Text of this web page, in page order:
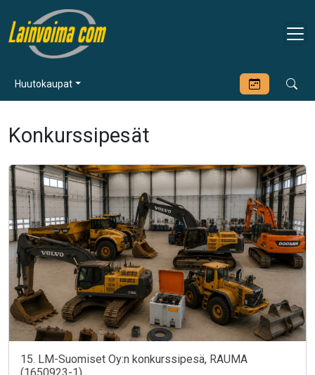
Huutokaupat
Konkurssipesät
15. LM-Suomiset Oy:n konkurssipesä, RAUMA